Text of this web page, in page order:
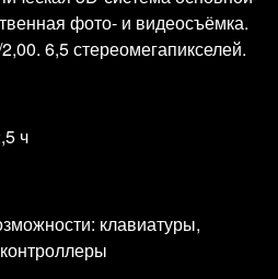
фото- и видеосъёмка.
6,5 стереомегапикселей.
ч
клавиатуры,